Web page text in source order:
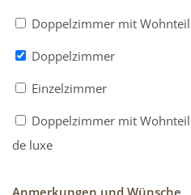
Doppelzimmer mit Wohnteil
Doppelzimmer
Einzelzimmer
Doppelzimmer mit Wohnteil
de luxe
Anmerkungen und Wünsche